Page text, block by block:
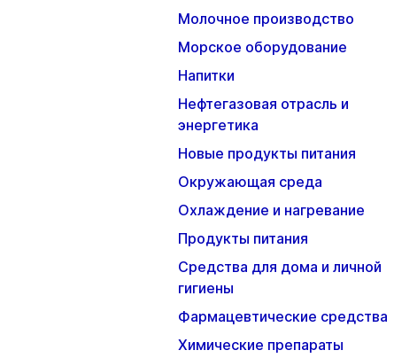
Молочное производство
Морское оборудование
Напитки
Нефтегазовая отрасль и
энергетика
Новые продукты питания
Окружающая среда
Охлаждение и нагревание
Продукты питания
Средства для дома и личной
гигиены
Фармацевтические средства
Химические препараты